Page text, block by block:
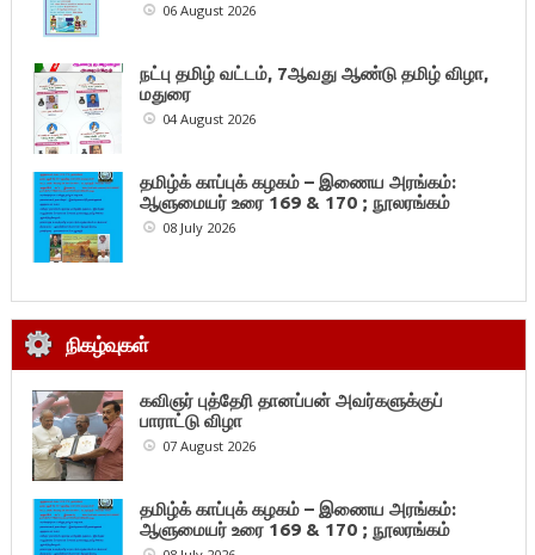
06 August 2026
நட்பு தமிழ் வட்டம், 7ஆவது ஆண்டு தமிழ் விழா,
மதுரை
04 August 2026
தமிழ்க் காப்புக் கழகம் – இணைய அரங்கம்:
ஆளுமையர் உரை 169 & 170 ; நூலரங்கம்
08 July 2026
நிகழ்வுகள்
கவிஞர் புத்தேரி தானப்பன் அவர்களுக்குப்
பாராட்டு விழா
07 August 2026
தமிழ்க் காப்புக் கழகம் – இணைய அரங்கம்:
ஆளுமையர் உரை 169 & 170 ; நூலரங்கம்